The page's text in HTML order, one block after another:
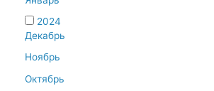
2024
Декабрь
Ноябрь
Октябрь